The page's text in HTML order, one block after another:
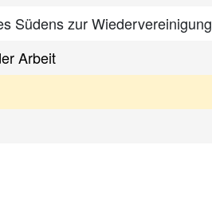
Südens zur Wiedervereinigung
Arbeit